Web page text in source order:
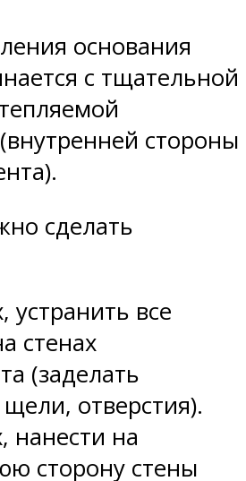
основания
с тщательной
стороны
сделать
устранить все
стенах
(заделать
отверстия).
нанести на
сторону стены